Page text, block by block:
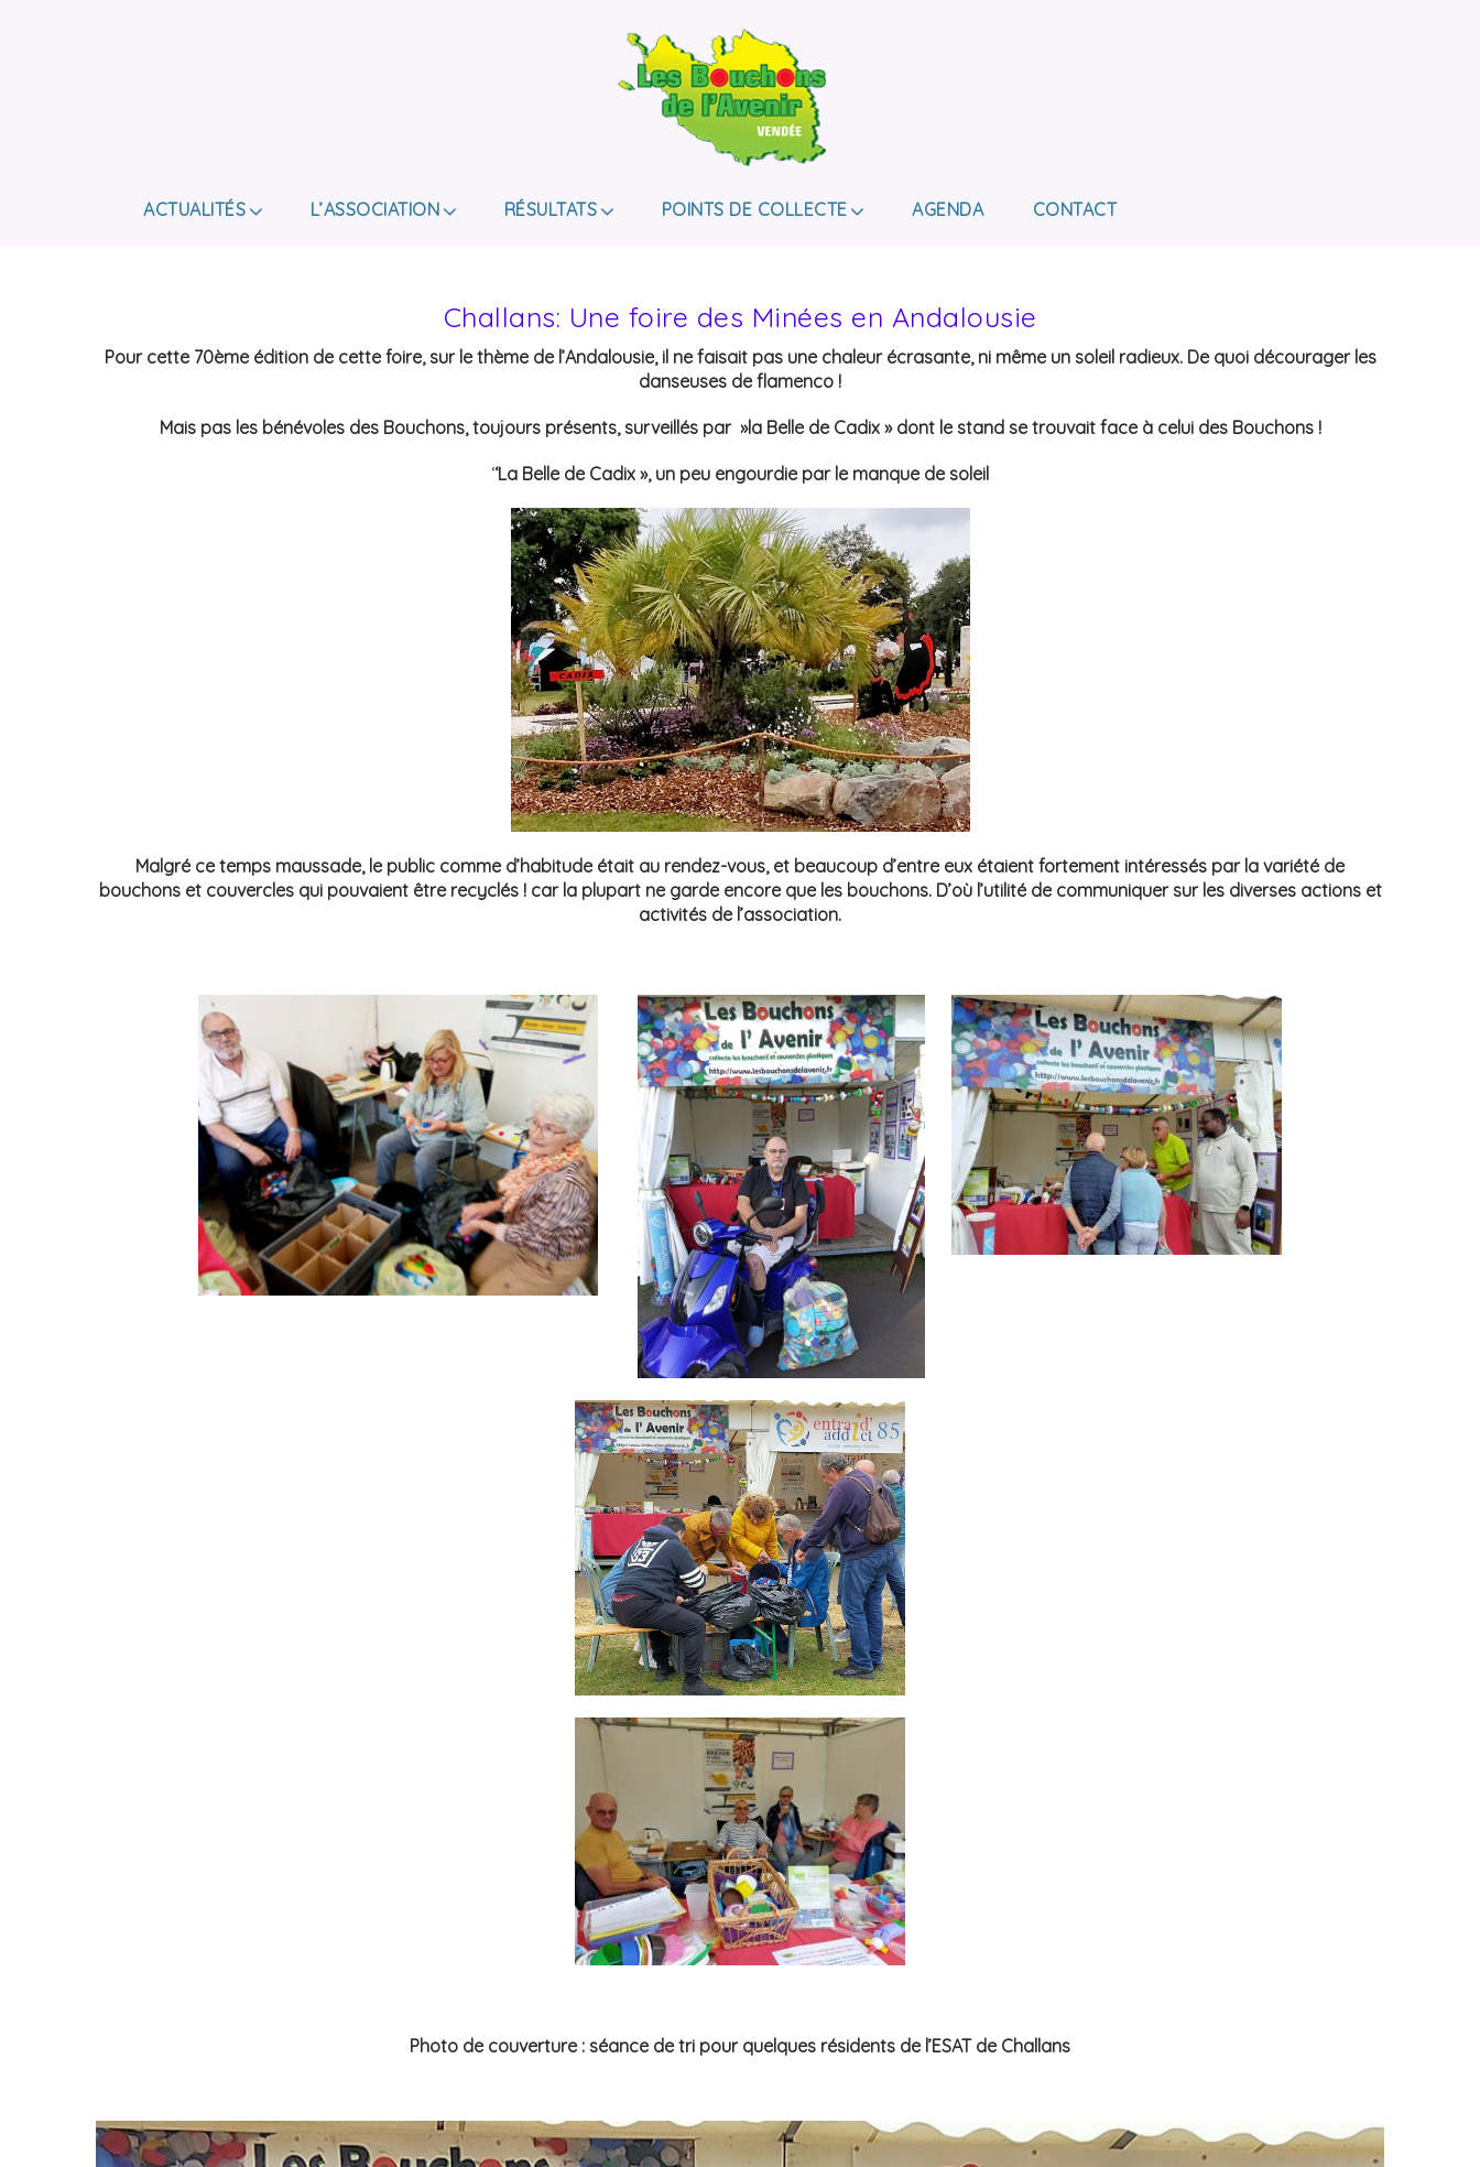
LES BOUCHONS DE L'AVENIR
DE HANDICAP.
ACTUALITÉS L’ASSOCIATION RÉSULTATS POINTS DE COLLECTE AGENDA CONTACT
Challans: Une foire des Minées en Andalousie
Pour cette 70ème édition de cette foire, sur le thème de l’Andalousie, il ne faisait pas une chaleur écrasante, ni même un soleil radieux. De quoi décourager les
danseuses de flamenco !
Mais pas les bénévoles des Bouchons, toujours présents, surveillés par »la Belle de Cadix » dont le stand se trouvait face à celui des Bouchons !
‘‘La Belle de Cadix », un peu engourdie par le manque de soleil
Malgré ce temps maussade, le public comme d’habitude était au rendez-vous, et beaucoup d’entre eux étaient fortement intéressés par la variété de
bouchons et couvercles qui pouvaient être recyclés ! car la plupart ne garde encore que les bouchons. D’où l’utilité de communiquer sur les diverses actions et
activités de l’association.
Photo de couverture : séance de tri pour quelques résidents de l’ESAT de Challans